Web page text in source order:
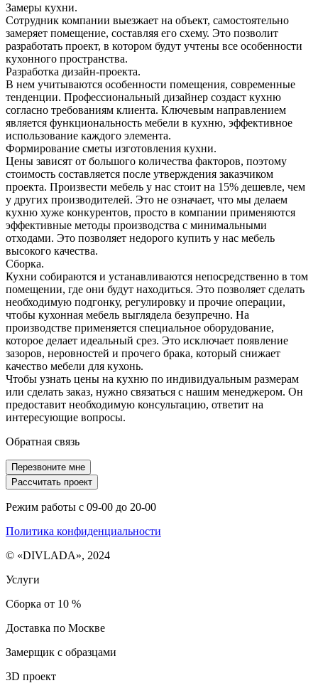
Замеры кухни.
Сотрудник компании выезжает на объект, самостоятельно
замеряет помещение, составляя его схему. Это позволит
разработать проект, в котором будут учтены все особенности
кухонного пространства.
Разработка дизайн-проекта.
В нем учитываются особенности помещения, современные
тенденции. Профессиональный дизайнер создаст кухню
согласно требованиям клиента. Ключевым направлением
является функциональность мебели в кухню, эффективное
использование каждого элемента.
Формирование сметы изготовления кухни.
Цены зависят от большого количества факторов, поэтому
стоимость составляется после утверждения заказчиком
проекта. Произвести мебель у нас стоит на 15% дешевле, чем
у других производителей. Это не означает, что мы делаем
кухню хуже конкурентов, просто в компании применяются
эффективные методы производства с минимальными
отходами. Это позволяет недорого купить у нас мебель
высокого качества.
Сборка.
Кухни собираются и устанавливаются непосредственно в том
помещении, где они будут находиться. Это позволяет сделать
необходимую подгонку, регулировку и прочие операции,
чтобы кухонная мебель выглядела безупречно. На
производстве применяется специальное оборудование,
которое делает идеальный срез. Это исключает появление
зазоров, неровностей и прочего брака, который снижает
качество мебели для кухонь.
Чтобы узнать цены на кухню по индивидуальным размерам
или сделать заказ, нужно связаться с нашим менеджером. Он
предоставит необходимую консультацию, ответит на
интересующие вопросы.
Обратная связь
Перезвоните мне
Рассчитать проект
Режим работы с 09-00 до 20-00
Политика конфиденциальности
© «DIVLADA», 2024
Услуги
Сборка от 10 %
Доставка по Москве
Замерщик с образцами
3D проект